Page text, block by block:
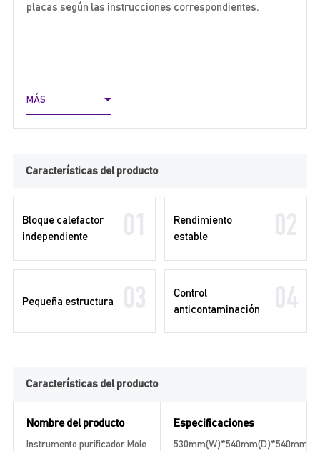
placas según las instrucciones correspondientes.
MÁS
Características del producto
Bloque calefactor
independiente
Rendimiento
estable
Pequeña estructura
Control
anticontaminación
Características del producto
Nombre del producto
Instrumento purificador Mole
Especificaciones
530mm(W)*540mm(D)*540mm(H)